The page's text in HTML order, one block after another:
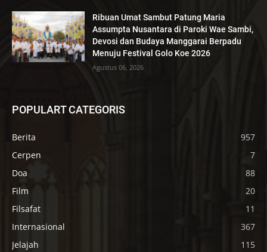
Ribuan Umat Sambut Patung Maria
Assumpta Nusantara di Paroki Wae Sambi,
Devosi dan Budaya Manggarai Berpadu
Menuju Festival Golo Koe 2026
Agustus 06, 2026
POPULART CATEGORIS
Berita
957
Cerpen
7
Doa
88
Film
20
Filsafat
11
Internasional
367
Jelajah
115